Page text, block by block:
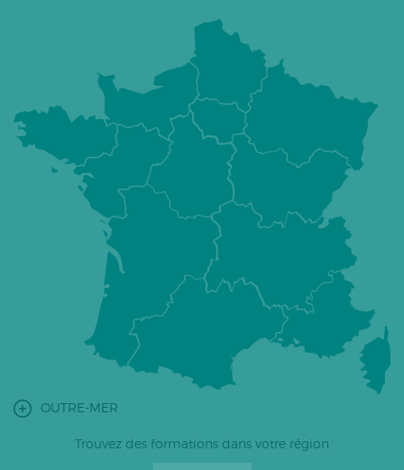
OUTRE-MER
Trouvez des formations dans votre région